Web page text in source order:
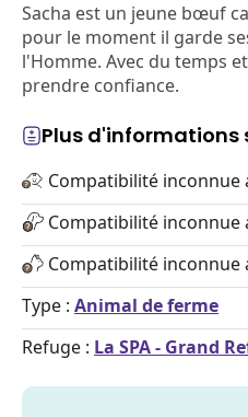
Sacha est un jeune bœuf
pour le moment il garde
l'Homme. Avec du temps
prendre confiance.
Plus d'informations
Compatibilité inconnue
Compatibilité inconnue
Compatibilité inconnue
Type : Animal de ferme
Refuge : La SPA - Grand